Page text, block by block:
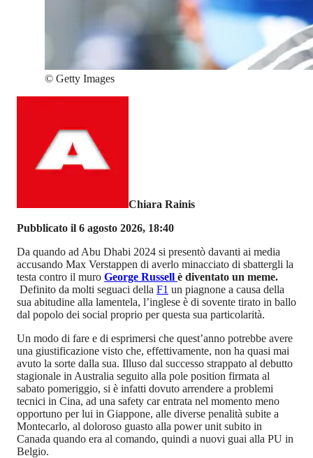
© Getty Images
Chiara Rainis
Pubblicato il 6 agosto 2026, 18:40
Da quando ad Abu Dhabi 2024 si presentò davanti ai media
accusando Max Verstappen di averlo minacciato di sbattergli la
testa contro il muro George Russell è diventato un meme.
Definito da molti seguaci della F1 un piagnone a causa della
sua abitudine alla lamentela, l’inglese è di sovente tirato in ballo
dal popolo dei social proprio per questa sua particolarità.
Un modo di fare e di esprimersi che quest’anno potrebbe avere
una giustificazione visto che, effettivamente, non ha quasi mai
avuto la sorte dalla sua. Illuso dal successo strappato al debutto
stagionale in Australia seguito alla pole position firmata al
sabato pomeriggio, si è infatti dovuto arrendere a problemi
tecnici in Cina, ad una safety car entrata nel momento meno
opportuno per lui in Giappone, alle diverse penalità subite a
Montecarlo, al doloroso guasto alla power unit subito in
Canada quando era al comando, quindi a nuovi guai alla PU in
Belgio.